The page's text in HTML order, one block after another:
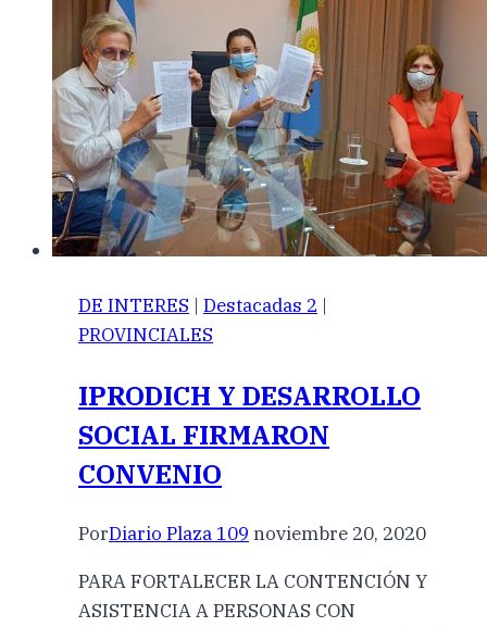
DE INTERES | Destacadas 2 |
PROVINCIALES
IPRODICH Y DESARROLLO
SOCIAL FIRMARON
CONVENIO
PorDiario Plaza 109 noviembre 20, 2020
PARA FORTALECER LA CONTENCIÓN Y
ASISTENCIA A PERSONAS CON